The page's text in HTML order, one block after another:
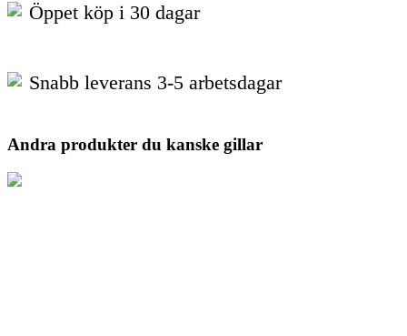
Öppet köp i 30 dagar
Snabb leverans 3-5 arbetsdagar
Andra produkter du kanske gillar